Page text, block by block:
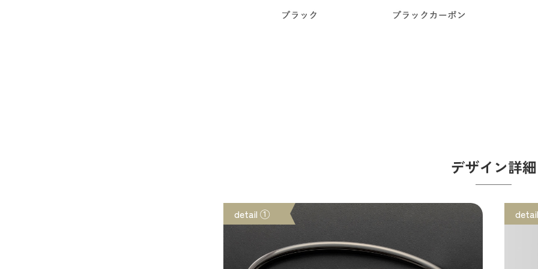
デザイン詳細
detail ①